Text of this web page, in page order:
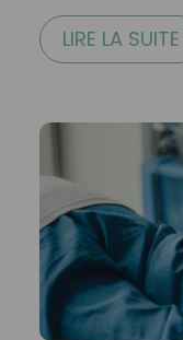
LIRE LA SUITE